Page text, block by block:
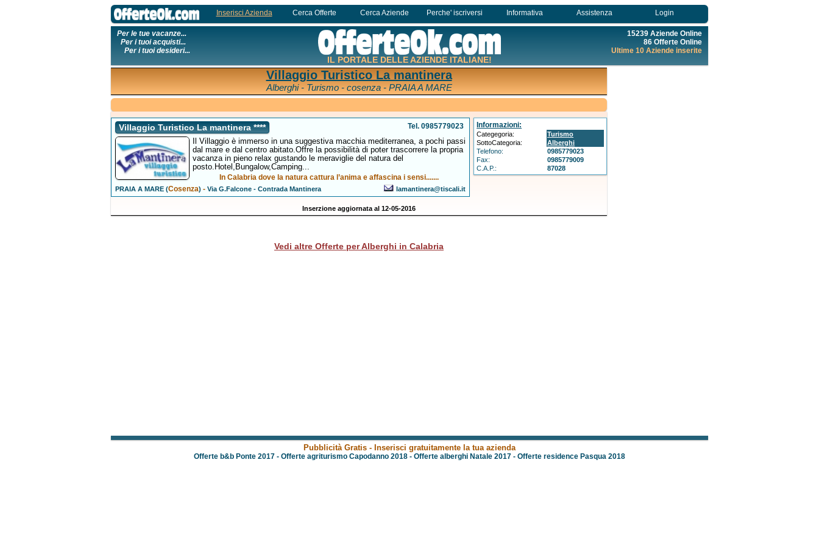
Inserisci Azienda Cerca Offerte Cerca Aziende Perche' iscriversi Informativa Assistenza Login
Per le tue vacanze...
Per i tuoi acquisti...
Per i tuoi desideri...
IL PORTALE DELLE AZIENDE ITALIANE!
15239 Aziende Online
86 Offerte Online
Ultime 10 Aziende inserite
Villaggio Turistico La mantinera
Alberghi - Turismo - cosenza - PRAIA A MARE
Villaggio Turistico La mantinera **** Tel. 0985779023
Il Villaggio è immerso in una suggestiva macchia mediterranea, a pochi passi
dal mare e dal centro abitato.Offre la possibilità di poter trascorrere la propria
vacanza in pieno relax gustando le meraviglie del natura del
posto.Hotel,Bungalow,Camping...
In Calabria dove la natura cattura l’anima e affascina i sensi.......
PRAIA A MARE (Cosenza) -Via G.Falcone - Contrada Mantinera lamantinera@tiscali.it
Informazioni:
Categegoria:
Turismo
SottoCategoria:
Alberghi
Telefono:
0985779023
Fax:
0985779009
C.A.P.:
87028
Inserzione aggiornata al 12-05-2016
Vedi altre Offerte per Alberghi in Calabria
Pubblicità Gratis - Inserisci gratuitamente la tua azienda
Offerte b&b Ponte 2017 - Offerte agriturismo Capodanno 2018 - Offerte alberghi Natale 2017 - Offerte residence Pasqua 2018